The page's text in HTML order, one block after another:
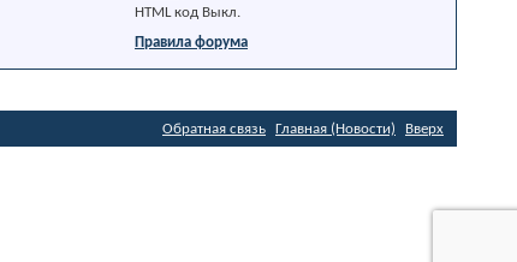
HTML код Выкл.
Правила форума
Обратная связь Главная (Новости) Вверх